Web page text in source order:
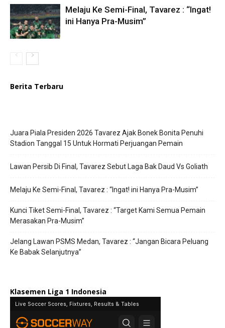
Melaju Ke Semi-Final, Tavarez : “Ingat!
ini Hanya Pra-Musim”
Berita Terbaru
Juara Piala Presiden 2026 Tavarez Ajak Bonek Bonita Penuhi
Stadion Tanggal 15 Untuk Hormati Perjuangan Pemain
Lawan Persib Di Final, Tavarez Sebut Laga Bak Daud Vs Goliath
Melaju Ke Semi-Final, Tavarez : “Ingat! ini Hanya Pra-Musim”
Kunci Tiket Semi-Final, Tavarez : “Target Kami Semua Pemain
Merasakan Pra-Musim”
Jelang Lawan PSMS Medan, Tavarez : “Jangan Bicara Peluang
Ke Babak Selanjutnya”
Klasemen Liga 1 Indonesia